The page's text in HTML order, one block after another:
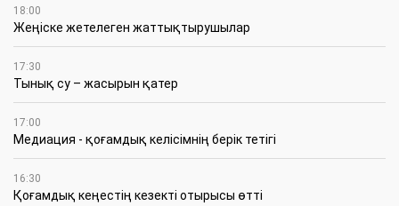
18:00
Жеңіске жетелеген жаттықтырушылар
17:30
Тынық су – жасырын қатер
17:00
Медиация - қоғамдық келісімнің берік тетігі
16:30
Қоғамдық кеңестің кезекті отырысы өтті